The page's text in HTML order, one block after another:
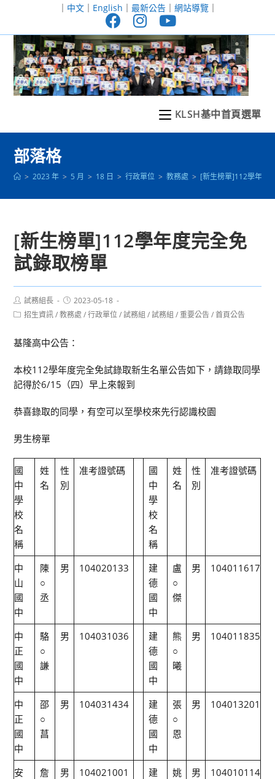
至
｜ 中文｜ English ｜ 最新公告｜ 網站導覽｜
KLSH基中首頁選單
部落格
> 2023 年 > 5 月 > 18 日 > 行政單位 > 教務處 > [新生榜單]112學年度
[新生榜單]112學年度完全免
試錄取榜單
Post
author:
試務組長
Post
published:
2023-05-18
Post招生資訊 / 教務處 / 行政單位 / 試務組 / 試務組 / 重要公告 / 首頁公告
基隆高中公告：
本校112學年度完全免試錄取新生名單公告如下，請錄取同學
記得於6/15（四）早上來報到
恭喜錄取的同學，有空可以至學校來先行認識校園
男生榜單
國
中
學
校
名
稱
姓
名
性
別
准考證號碼
國
中
學
校
名
稱
姓
名
性
別
准考證號碼
中
山
國
中
陳
○
丞
男 104020133
建
德
國
中
盧
○
傑
男 104011617
中
正
國
中
駱
○
謙
男 104031036
建
德
國
中
熊
○
曦
男 104011835
中
正
國
中
邵
○
菖
男 104031434
建
德
國
中
張
○
恩
男 104013201
安
詹
男 104021001
建
姚
男 104010114